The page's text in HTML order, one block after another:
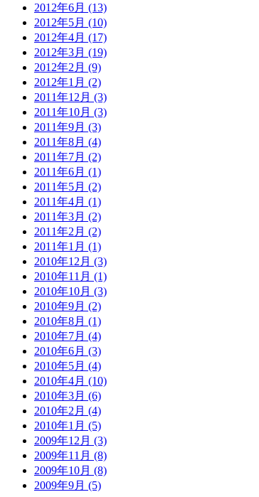
2012年6月 (13)
2012年5月 (10)
2012年4月 (17)
2012年3月 (19)
2012年2月 (9)
2012年1月 (2)
2011年12月 (3)
2011年10月 (3)
2011年9月 (3)
2011年8月 (4)
2011年7月 (2)
2011年6月 (1)
2011年5月 (2)
2011年4月 (1)
2011年3月 (2)
2011年2月 (2)
2011年1月 (1)
2010年12月 (3)
2010年11月 (1)
2010年10月 (3)
2010年9月 (2)
2010年8月 (1)
2010年7月 (4)
2010年6月 (3)
2010年5月 (4)
2010年4月 (10)
2010年3月 (6)
2010年2月 (4)
2010年1月 (5)
2009年12月 (3)
2009年11月 (8)
2009年10月 (8)
2009年9月 (5)